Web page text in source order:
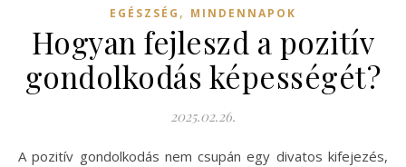
EGÉSZSÉG , MINDENNAPOK
Hogyan fejleszd a pozitív
gondolkodás képességét?
2025.02.26.
A pozitív gondolkodás nem csupán egy divatos kifejezés,